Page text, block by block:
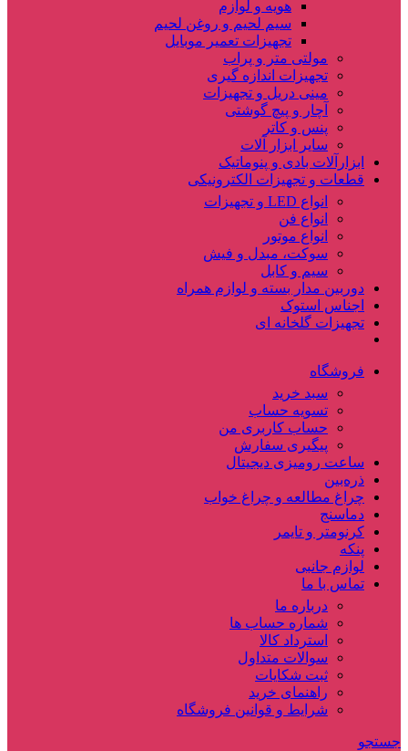
هویه و لوازم
سیم لحیم و روغن لحیم
تجهیزات تعمیر موبایل
مولتی متر و پراب
تجهیزات اندازه گیری
مینی دریل و تجهیزات
آچار و پیچ گوشتی
پنس و کاتر
سایر ابزار آلات
ابزارآلات بادی و پنوماتیک
قطعات و تجهیزات الکترونیکی
انواع LED و تجهیزات
انواع فن
انواع موتور
سوکت، مبدل و فیش
سیم و کابل
دوربین مدار بسته و لوازم همراه
اجناس استوک
تجهیزات گلخانه ای
فروشگاه
سبد خرید
تسویه حساب
حساب کاربری من
پیگیری سفارش
ساعت‌ رومیزی دیجیتال
ذره‌بین‌
چراغ مطالعه و چراغ خواب
دماسنج‌
کرنومتر و تایمر
پنکه
لوازم جانبی
تماس با ما
درباره ما
شماره حساب ها
استرداد کالا
سوالات متداول
ثبت شکایات
راهنمای خرید
شرایط و قوانین فروشگاه
جستجو